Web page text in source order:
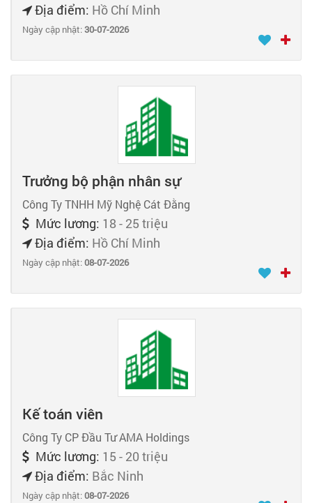
Địa điểm: Hồ Chí Minh
Ngày cập nhật:30-07-2026
Trưởng bộ phận nhân sự
Công Ty TNHH Mỹ Nghệ Cát Đằng
Mức lương: 18 - 25 triệu
Địa điểm: Hồ Chí Minh
Ngày cập nhật:08-07-2026
Kế toán viên
Công Ty CP Đầu Tư AMA Holdings
Mức lương: 15 - 20 triệu
Địa điểm: Bắc Ninh
Ngày cập nhật:08-07-2026